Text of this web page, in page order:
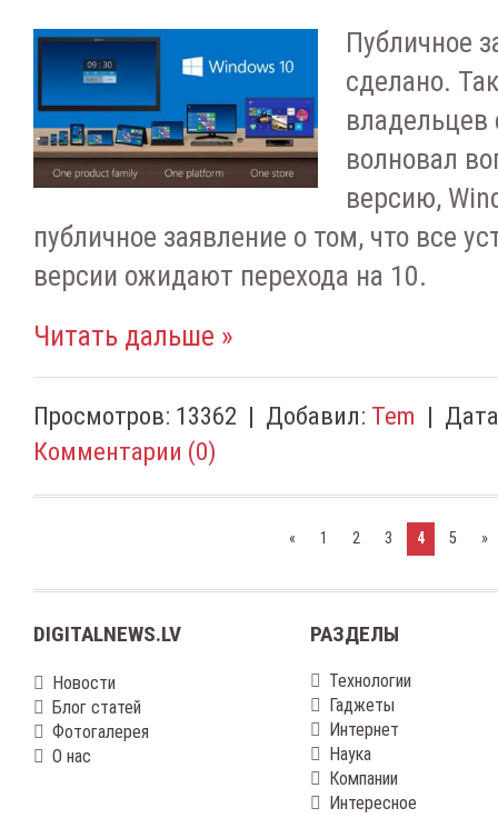
Публичное
сделано.
волновал
версию,
публичное заявление о том, что все
версии ожидают перехода на 10.
Читать дальше »
Просмотров: 13362 | Добавил: Tem |
Комментарии (0)
« 1 2 3 4 5 »
DIGITALNEWS.LV
Новости
Блог статей
Фотогалерея
О нас
РАЗДЕЛЫ
Технологии
Гаджеты
Интернет
Наука
Компании
Интересное